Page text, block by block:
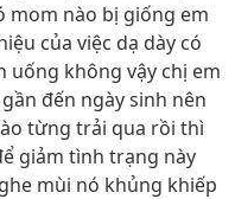
mom nào bị giống em
của việc dạ dày có
uống không vậy chị em
đến ngày sinh nên
từng trải qua rồi thì
giảm tình trạng này
mùi nó khủng khiếp